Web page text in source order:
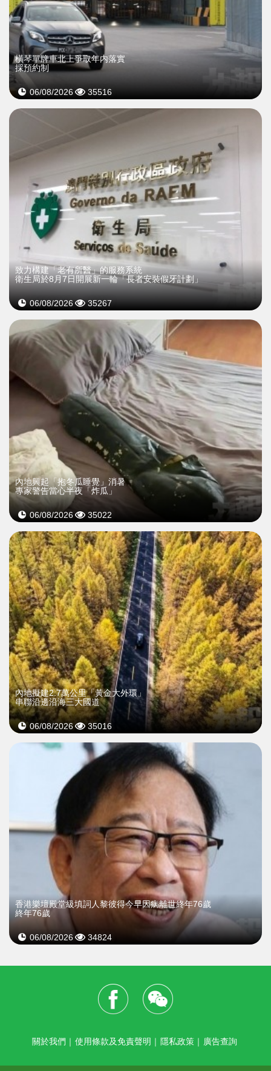
橫琴單牌車北上爭取年内落實
採預約制
06/08/2026 35516
致力構建「老有所醫」的服務系統
衛生局於8月7日開展新一輪「長者安裝假牙計劃」
06/08/2026 35267
內地興起「抱冬瓜睡覺」消暑
專家警告當心半夜「炸瓜」
06/08/2026 35022
內地擬建2.7萬公里「黃金大外環」
串聯沿邊沿海三大國道
06/08/2026 35016
​香港樂壇殿堂級填詞人黎彼得今早因病離世終年76歲
終年76歲
06/08/2026 34824
關於我們 ｜ 使用條款及免責聲明 ｜ 隱私政策 ｜ 廣告查詢